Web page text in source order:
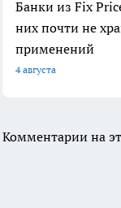
Банки из Fix
них почти не
применений
4 августа
Комментарии на